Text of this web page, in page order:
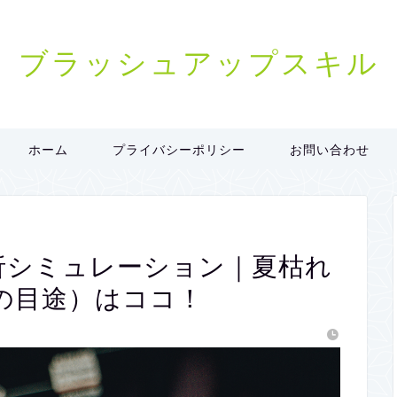
ブラッシュアップスキル
ホーム プライバシーポリシー お問い合わせ
ミュレーション｜夏枯れ
途）はココ！